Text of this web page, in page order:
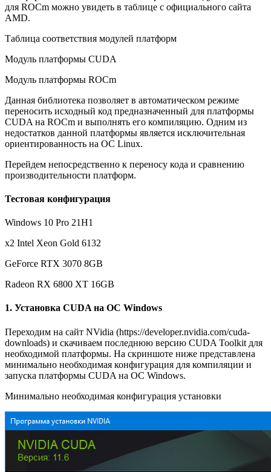
для ROCm можно увидеть в таблице с официального сайта
AMD.
Таблица соответствия модулей платформ
Модуль платформы CUDA
Модуль платформы ROCm
Данная библиотека позволяет в автоматическом режиме
переносить исходный код предназначенный для платформы
CUDA на ROCm и выполнять его компиляцию. Одним из
недостатков данной платформы является исключительная
ориентированность на ОС Linux.
Перейдем непосредственно к переносу кода и сравнению
производительности платформ.
Тестовая конфигурация
Windows 10 Pro 21H1
x2 Intel Xeon Gold 6132
GeForce RTX 3070 8GB
Radeon RX 6800 XT 16GB
1. Установка CUDA на ОС Windows
Переходим на сайт NVidia (https://developer.nvidia.com/cuda-
downloads) и скачиваем последнюю версию CUDA Toolkit для
необходимой платформы. На скриншоте ниже представлена
минимально необходимая конфигурация для компиляции и
запуска платформы CUDA на ОС Windows.
Минимально необходимая конфигурация установки